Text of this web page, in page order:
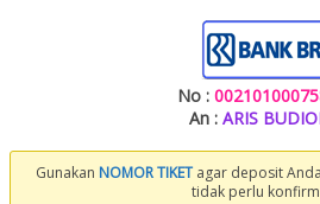
No :
An : ARIS
Gunakan NOMOR TIKET agar deposit
tidak perlu